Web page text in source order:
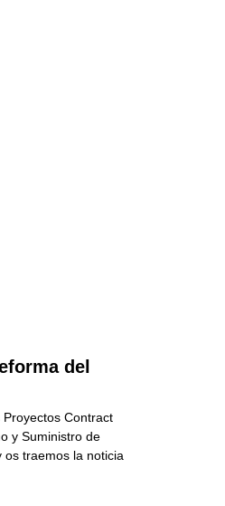
del
Contract
y Suministro de
os traemos la noticia